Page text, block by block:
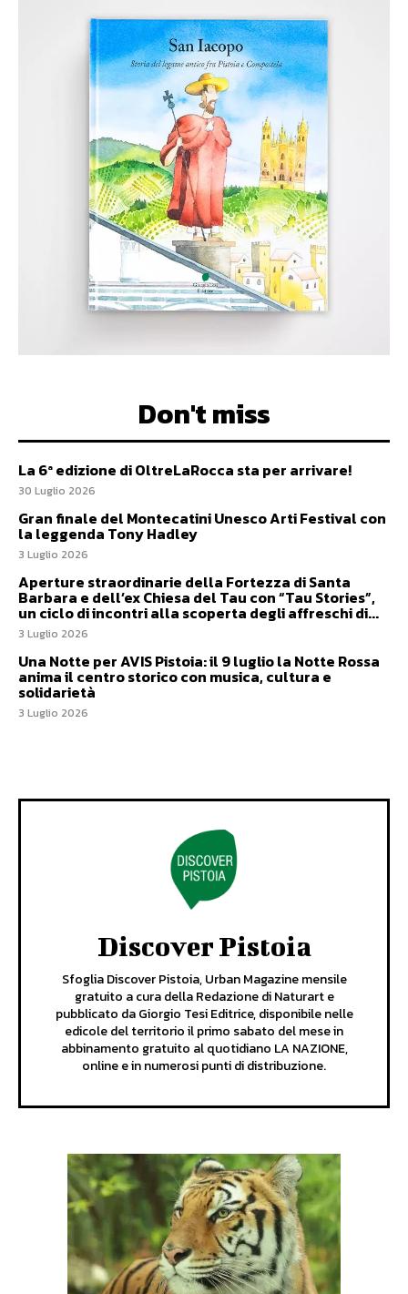
Don't miss
La 6ª edizione di OltreLaRocca sta per arrivare!
30 Luglio 2026
Gran finale del Montecatini Unesco Arti Festival con
la leggenda Tony Hadley
3 Luglio 2026
Aperture straordinarie della Fortezza di Santa
Barbara e dell’ex Chiesa del Tau con “Tau Stories”,
un ciclo di incontri alla scoperta degli affreschi di...
3 Luglio 2026
Una Notte per AVIS Pistoia: il 9 luglio la Notte Rossa
anima il centro storico con musica, cultura e
solidarietà
3 Luglio 2026
Discover Pistoia
Sfoglia Discover Pistoia, Urban Magazine mensile
gratuito a cura della Redazione di Naturart e
pubblicato da Giorgio Tesi Editrice, disponibile nelle
edicole del territorio il primo sabato del mese in
abbinamento gratuito al quotidiano LA NAZIONE,
online e in numerosi punti di distribuzione.